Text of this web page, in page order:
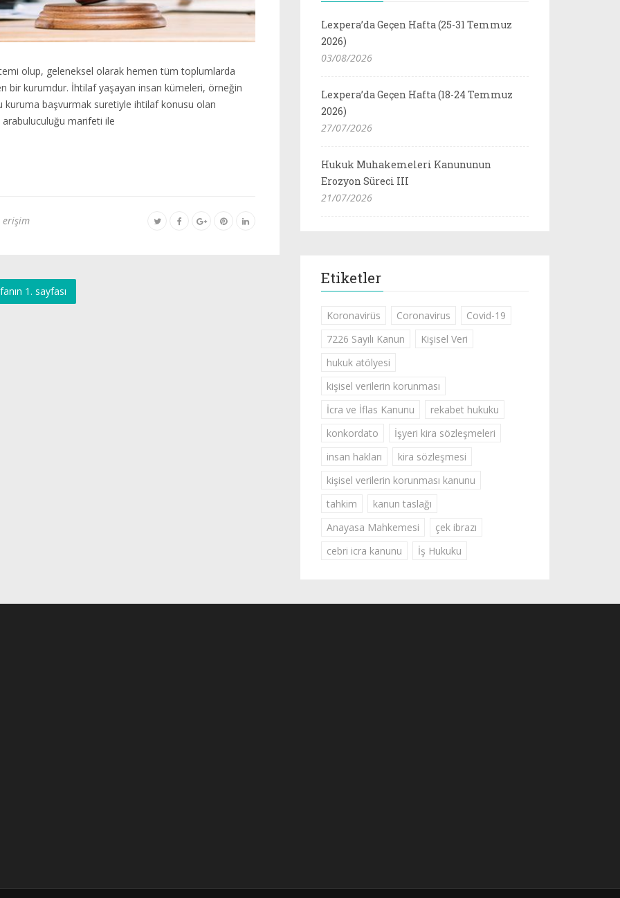
olup, geleneksel olarak hemen tüm toplumlarda
bir kurumdur. İhtilaf yaşayan insan kümeleri, örneğin
kuruma başvurmak suretiyle ihtilaf konusu olan
arabuluculuğu marifeti ile
erişim
1. sayfası
Lexpera’da Geçen Hafta (25-31 Temmuz
2026)
03/08/2026
Lexpera’da Geçen Hafta (18-24 Temmuz
2026)
27/07/2026
Hukuk Muhakemeleri Kanununun
Erozyon Süreci III
21/07/2026
Etiketler
Koronavirüs Coronavirus
Covid-19
7226 Sayılı Kanun
Kişisel Veri
hukuk atölyesi
kişisel verilerin korunması
İcra ve İflas Kanunu
rekabet hukuku
konkordato
İşyeri kira sözleşmeleri
insan hakları
kira sözleşmesi
kişisel verilerin korunması kanunu
tahkim
kanun taslağı
Anayasa Mahkemesi
çek ibrazı
cebri icra kanunu
İş Hukuku